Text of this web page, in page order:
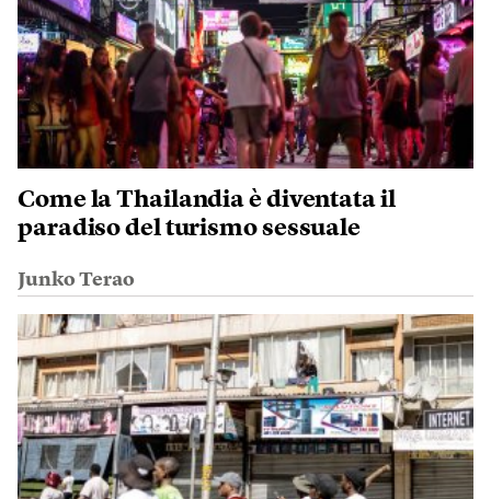
Come la Thailandia è diventata il
paradiso del turismo sessuale
Junko Terao